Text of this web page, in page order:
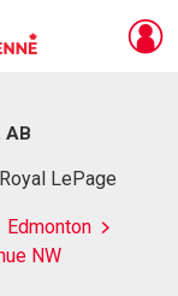
AB
LePage
Edmonton
NW